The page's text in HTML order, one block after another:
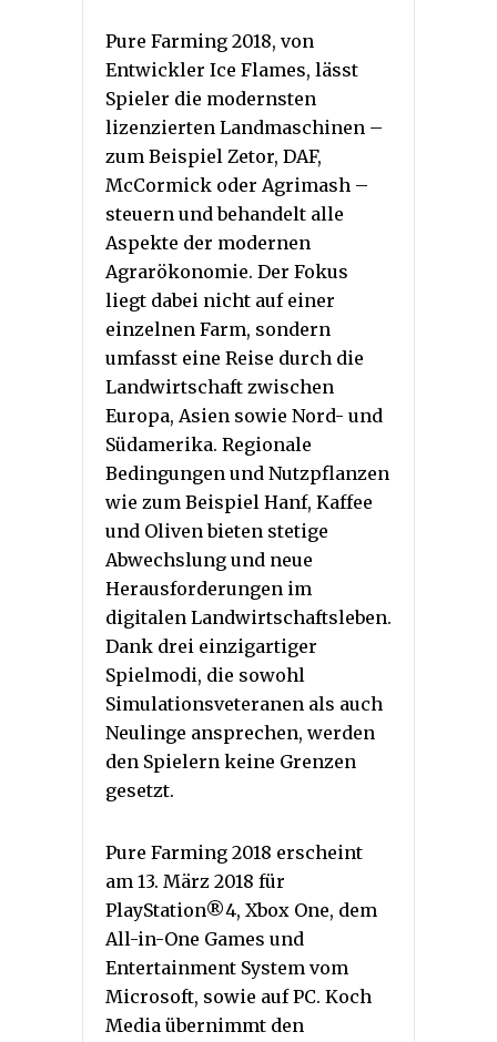
Pure Farming 2018, von
Entwickler Ice Flames, lässt
Spieler die modernsten
lizenzierten Landmaschinen –
zum Beispiel Zetor, DAF,
McCormick oder Agrimash –
steuern und behandelt alle
Aspekte der modernen
Agrarökonomie. Der Fokus
liegt dabei nicht auf einer
einzelnen Farm, sondern
umfasst eine Reise durch die
Landwirtschaft zwischen
Europa, Asien sowie Nord- und
Südamerika. Regionale
Bedingungen und Nutzpflanzen
wie zum Beispiel Hanf, Kaffee
und Oliven bieten stetige
Abwechslung und neue
Herausforderungen im
digitalen Landwirtschaftsleben.
Dank drei einzigartiger
Spielmodi, die sowohl
Simulationsveteranen als auch
Neulinge ansprechen, werden
den Spielern keine Grenzen
gesetzt.
Pure Farming 2018 erscheint
am 13. März 2018 für
PlayStation®4, Xbox One, dem
All-in-One Games und
Entertainment System vom
Microsoft, sowie auf PC. Koch
Media übernimmt den